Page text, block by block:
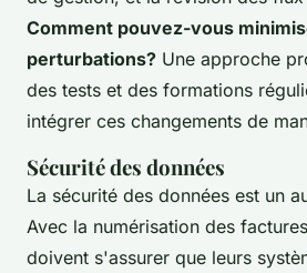
Comment pouvez-vous
perturbations? Une approche
des tests et des formations
intégrer ces changements de
Sécurité des données
La sécurité des données est un
Avec la numérisation des
doivent s'assurer que leurs